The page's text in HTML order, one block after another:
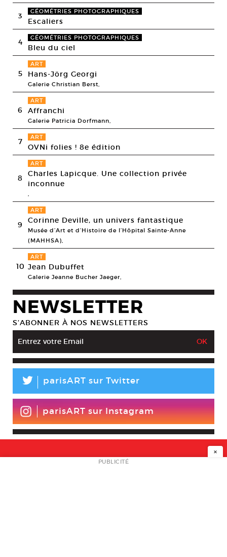
3 GÉOMÉTRIES PHOTOGRAPHIQUES
Escaliers
4 GÉOMÉTRIES PHOTOGRAPHIQUES
Bleu du ciel
5
ART
Hans-Jörg Georgi
Galerie Christian Berst,
6
ART
Affranchi
Galerie Patricia Dorfmann,
7 ART
OVNi folies ! 8e édition
8
ART
Charles Lapicque. Une collection privée
inconnue
,
9
ART
Corinne Deville, un univers fantastique
Musée d’Art et d’Histoire de l’Hôpital Sainte-Anne
(MAHHSA),
10
ART
Jean Dubuffet
Galerie Jeanne Bucher Jaeger,
NEWSLETTER
S’ABONNER À NOS NEWSLETTERS
L parisART sur Twitter
parisART sur Instagram
NEWSLETTER
×
PUBLICITÉ